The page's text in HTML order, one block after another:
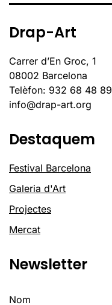
Drap-Art
Carrer d’En Groc, 1
08002 Barcelona
Telèfon: 932 68 48 89
info@drap-art.org
Destaquem
Festival Barcelona
Galeria d'Art
Projectes
Mercat
Newsletter